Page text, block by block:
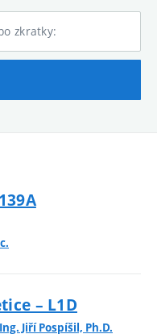
zkratky:
– L1D
Jiří Pospíšil, Ph.D.